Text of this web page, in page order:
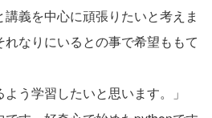
講義を中心に頑張りたいと考えま
なりにいるとの事で希望ももて
よう学習したいと思います。」